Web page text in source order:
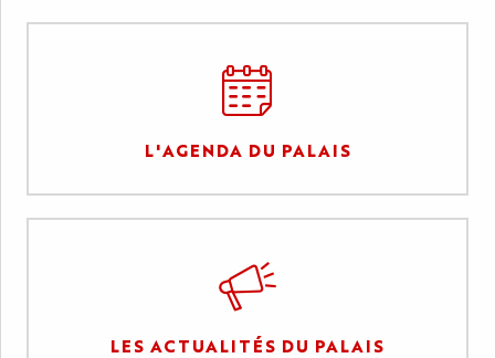
L'AGENDA DU PALAIS
LES ACTUALITÉS DU PALAIS